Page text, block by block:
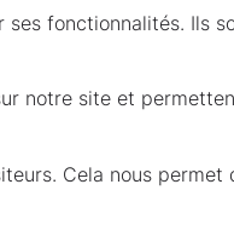
fonctionnalités. Ils
notre site et
Cela nous permet